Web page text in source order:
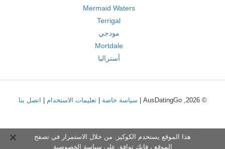
Mermaid Waters
Terrigal
مودجي
Mortdale
أستراليا
© 2026, AusDatingGo | سياسة خاصة |تعليمات الاستخدام اتصل بنا
هذا الموقع يستخدم الكوكيز. من خلال الاستمرار في تصفح
الموقع ، فإنك توافق على سياسة الخصوصية